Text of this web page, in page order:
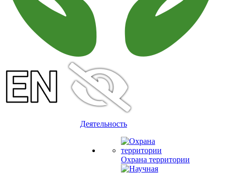
Деятельность
Охрана территории